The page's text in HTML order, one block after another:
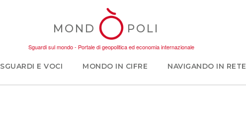
MOND POLI
Sguardi sul mondo - Portale di geopolitica ed economia internazionale
SGUARDI E VOCI MONDO IN CIFRE NAVIGANDO IN RETE